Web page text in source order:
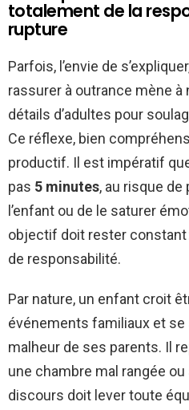
totalement de la
rupture
Parfois, l’envie de
rassurer à outrance mène à
détails d’adultes pour
Ce réflexe, bien
productif. Il est impératif
pas 5 minutes, au risque de
l’enfant ou de le saturer
objectif doit rester
de responsabilité.
Par nature, un enfant croit
événements familiaux et
malheur de ses parents. Il
une chambre mal rangée
discours doit lever toute